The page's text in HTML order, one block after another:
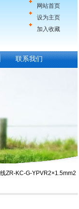
网站首页
设为主页
加入收藏
联系我们
KC-G-YPVR2×1.5mm2